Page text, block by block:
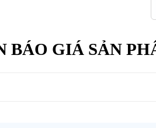
BÁO GIÁ SẢN